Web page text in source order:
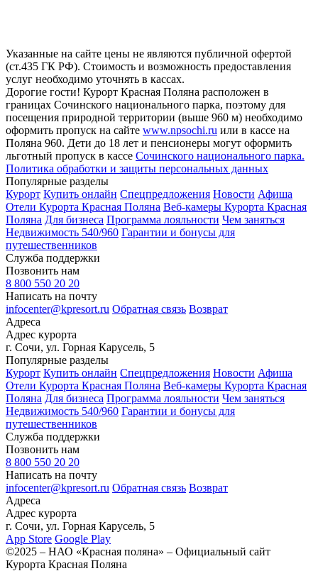
Указанные на сайте цены не являются публичной офертой
(ст.435 ГК РФ). Стоимость и возможность предоставления
услуг необходимо уточнять в кассах.
Дорогие гости! Курорт Красная Поляна расположен в
границах Сочинского национального парка, поэтому для
посещения природной территории (выше 960 м) необходимо
оформить пропуск на сайте www.npsochi.ru или в кассе на
Поляна 960. Дети до 18 лет и пенсионеры могут оформить
льготный пропуск в кассе Сочинского национального парка.
Политика обработки и защиты персональных данных
Популярные разделы
Курорт Купить онлайн Спецпредложения Новости Афиша
Отели Курорта Красная Поляна Веб-камеры Курорта Красная
Поляна Для бизнеса Программа лояльности Чем заняться
Недвижимость 540/960 Гарантии и бонусы для
путешественников
Служба поддержки
Позвонить нам
8 800 550 20 20
Написать на почту
infocenter@kpresort.ru Обратная связь Возврат
Адреса
Адрес курорта
г. Сочи, ул. Горная Карусель, 5
Популярные разделы
Курорт Купить онлайн Спецпредложения Новости Афиша
Отели Курорта Красная Поляна Веб-камеры Курорта Красная
Поляна Для бизнеса Программа лояльности Чем заняться
Недвижимость 540/960 Гарантии и бонусы для
путешественников
Служба поддержки
Позвонить нам
8 800 550 20 20
Написать на почту
infocenter@kpresort.ru Обратная связь Возврат
Адреса
Адрес курорта
г. Сочи, ул. Горная Карусель, 5
App Store Google Play
©2025 – НАО «Красная поляна» – Официальный сайт
Курорта Красная Поляна